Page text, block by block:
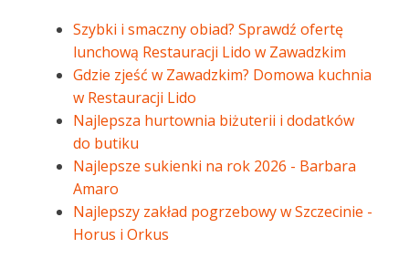
Szybki i smaczny obiad? Sprawdź ofertę
lunchową Restauracji Lido w Zawadzkim
Gdzie zjeść w Zawadzkim? Domowa kuchnia
w Restauracji Lido
Najlepsza hurtownia biżuterii i dodatków
do butiku
Najlepsze sukienki na rok 2026 - Barbara
Amaro
Najlepszy zakład pogrzebowy w Szczecinie -
Horus i Orkus